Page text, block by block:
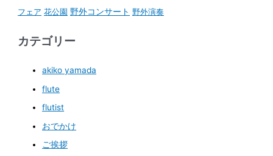
フェア 花公園 野外コンサート 野外演奏
カテゴリー
akiko yamada
flute
flutist
おでかけ
ご挨拶